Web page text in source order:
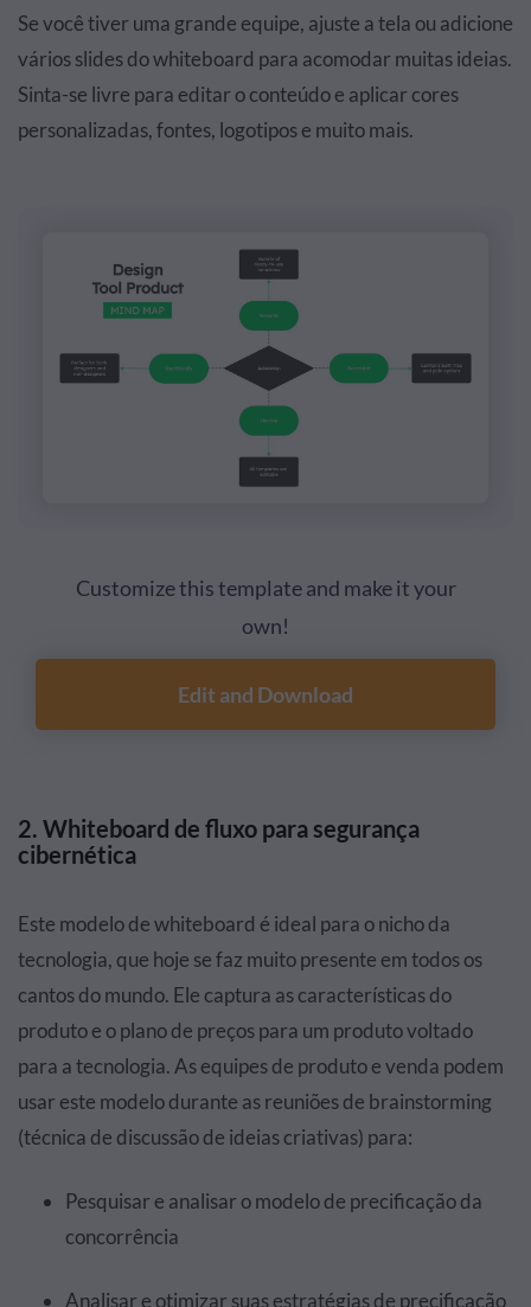
Se você tiver uma grande equipe, ajuste a tela ou adicione
vários slides do whiteboard para acomodar muitas ideias.
Sinta-se livre para editar o conteúdo e aplicar cores
personalizadas, fontes, logotipos e muito mais.
Customize this template and make it your
own!
Edit and Download
2. Whiteboard de fluxo para segurança
cibernética
Este modelo de whiteboard é ideal para o nicho da
tecnologia, que hoje se faz muito presente em todos os
cantos do mundo. Ele captura as características do
produto e o plano de preços para um produto voltado
para a tecnologia. As equipes de produto e venda podem
usar este modelo durante as reuniões de brainstorming
(técnica de discussão de ideias criativas) para:
Pesquisar e analisar o modelo de precificação da
concorrência
Analisar e otimizar suas estratégias de precificação